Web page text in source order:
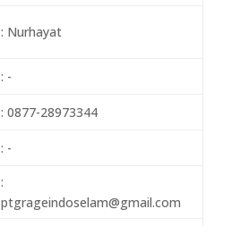
: Nurhayat
: -
: 0877-28973344
: -
:
ptgrageindoselam@gmail.com